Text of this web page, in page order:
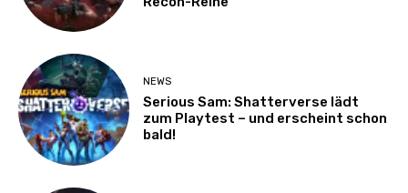
NEWS
Serious Sam: Shatterverse lädt
zum Playtest – und erscheint schon
bald!